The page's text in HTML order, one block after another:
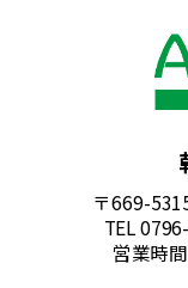
〒669-
TEL
営業時間